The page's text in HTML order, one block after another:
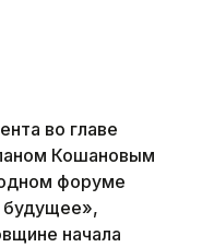
во главе
Кошановым
форуме
начала